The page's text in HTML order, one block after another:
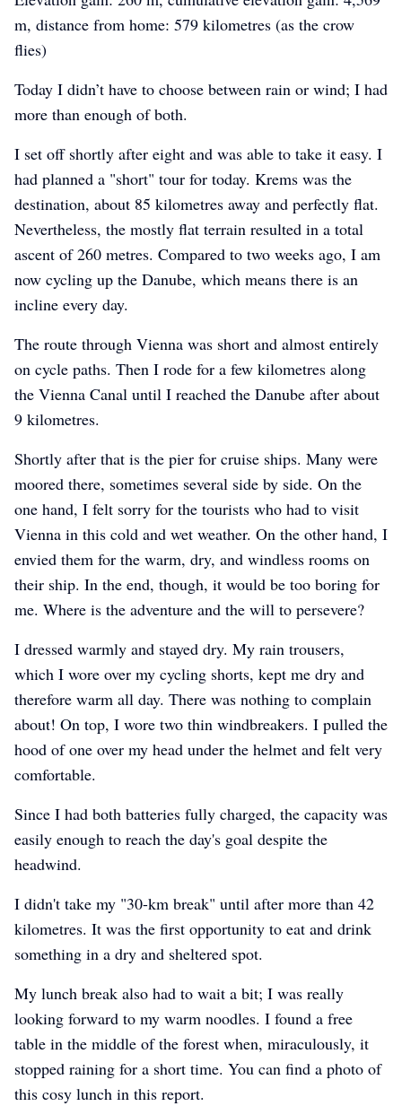
m, distance from home: 579 kilometres (as the crow
flies)
Today I didn’t have to choose between rain or wind; I had
more than enough of both.
I set off shortly after eight and was able to take it easy. I
had planned a "short" tour for today. Krems was the
destination, about 85 kilometres away and perfectly flat.
Nevertheless, the mostly flat terrain resulted in a total
ascent of 260 metres. Compared to two weeks ago, I am
now cycling up the Danube, which means there is an
incline every day.
The route through Vienna was short and almost entirely
on cycle paths. Then I rode for a few kilometres along
the Vienna Canal until I reached the Danube after about
9 kilometres.
Shortly after that is the pier for cruise ships. Many were
moored there, sometimes several side by side. On the
one hand, I felt sorry for the tourists who had to visit
Vienna in this cold and wet weather. On the other hand, I
envied them for the warm, dry, and windless rooms on
their ship. In the end, though, it would be too boring for
me. Where is the adventure and the will to persevere?
I dressed warmly and stayed dry. My rain trousers,
which I wore over my cycling shorts, kept me dry and
therefore warm all day. There was nothing to complain
about! On top, I wore two thin windbreakers. I pulled the
hood of one over my head under the helmet and felt very
comfortable.
Since I had both batteries fully charged, the capacity was
easily enough to reach the day's goal despite the
headwind.
I didn't take my "30-km break" until after more than 42
kilometres. It was the first opportunity to eat and drink
something in a dry and sheltered spot.
My lunch break also had to wait a bit; I was really
looking forward to my warm noodles. I found a free
table in the middle of the forest when, miraculously, it
stopped raining for a short time. You can find a photo of
this cosy lunch in this report.